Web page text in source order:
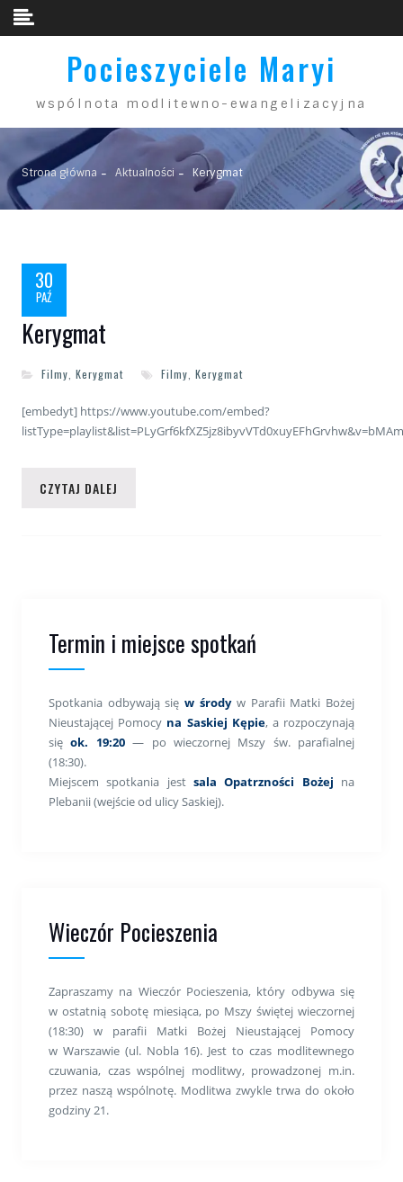
Skip to content
Pocieszyciele Maryi
wspólnota modlitewno-ewangelizacyjna
Strona główna Aktualności Kerygmat
30
PAŹ
Kerygmat
Filmy Kerygmat Filmy Kerygmat
[embedyt] https://www.youtube.com/embed?
CZYTAJ DALEJ
Termin i miejsce spotkań
Spotkania odbywają sięw środyw Parafii Matki Bożej
Nieustającej Pomocy na Saskiej Kępie, a rozpoczynają
sięok. 19:20— po wieczornej Mszy św. parafialnej
(18:30).
Miejscem spotkania jest sala Opatrzności Bożej na
Plebanii (wejście od ulicy Saskiej).
Wieczór Pocieszenia
Zapraszamy na Wieczór Pocieszenia, który odbywa się
w ostatnią sobotę miesiąca, po Mszy świętej wieczornej
(18:30) w parafii Matki Bożej Nieustającej Pomocy
w Warszawie (ul. Nobla 16). Jest to czas modlitewnego
czuwania, czas wspólnej modlitwy, prowadzonej m.in.
przez naszą wspólnotę. Modlitwa zwykle trwa do około
godziny 21.